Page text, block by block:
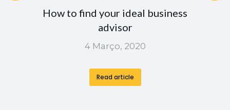
How to find your ideal business
advisor
4 Março, 2020
Read article